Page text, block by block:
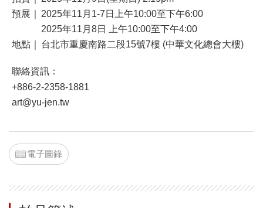
預展｜
2025年11月1-7日上午10:00至下午6:00
2025年11月8日 上午10:00至下午4:00
地點｜
台北市重慶南路二段15號7樓 (中華文化總會大樓)
聯絡資訊：
+886-2-2358-1881
art@yu-jen.tw
電子圖錄